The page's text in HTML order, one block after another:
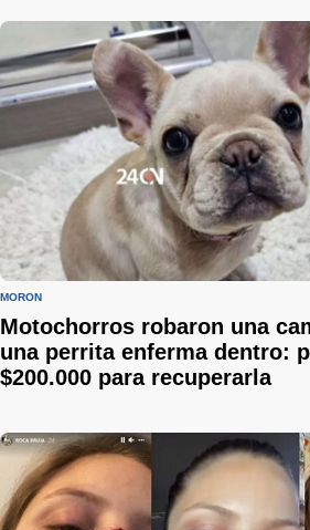
MORÓN
Motochorros robaron una
una perrita enferma dentro:
$200.000 para recuperarla